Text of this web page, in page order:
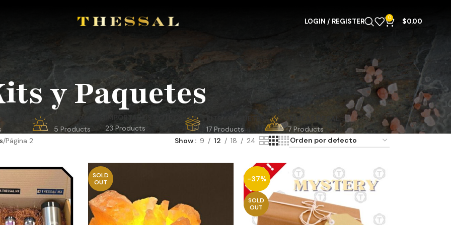
LOGIN / REGISTER 0 $0.00
y Paquetes
HOJAS DE ORO
5 Products
IMPORTADOS Y OTROS
23 Products
KITS Y PAQUETES
17 Products
TABLAS DE SAL
7 Products
Página 2 Show 9 12 18 24
SOLD
OUT
-37%
SOLD
OUT